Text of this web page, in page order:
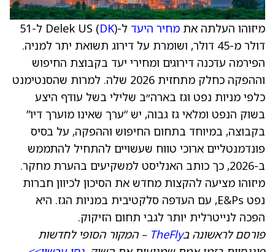
מיזוהו העלתה את מחיר היעד ל-Delek US ( DK
) ל-51
דולר מ-45 דולר, ושומרת על דירוג תשואת יתר למניה.
הפירמה עדכנה דירוגים ומחירי יעד בקבוצת החיפוש
וההפקה כחלק מתחזית 2026 שלה. למרות שהסנטימנט
כלפי מניות נפט וגז בארה״ב שלילי בשל עודף היצע
בשוק הנפט ומלאי גז גבוה, יש “ערך שאינו מוערך דיו”
בקבוצה, במיוחד בתחום החיפוש וההפקה, על בסיס
פונדמנטליים ארוכי טווח שעשויים להתחיל להתממש
ב-2026, כך כותב האנליסט למשקיעים בהערת מחקר.
מיזוהו מציעה להקצות מחדש את הסיכון לכיוון חברות
נפט E&Ps, עם העדפה סלקטיבית במניות הגז. היא
הפכה לנייטרלית יותר לגבי תחום הזיקוק.
פורסם לראשונה בTheFly – המקור הסופי לחדשות